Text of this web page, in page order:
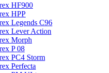
HF900
HPP
Legends C96
Lever Action
Morph
P 08
PC4 Storm
Perfecta